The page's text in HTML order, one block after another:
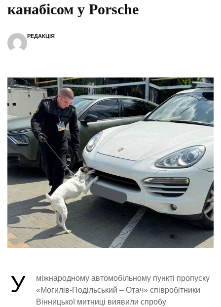
канабісом у Porsche
РЕДАКЦІЯ
У
міжнародному автомобільному пункті пропуску
«Могилів-Подільський – Отач» співробітники
Вінницької митниці виявили спробу